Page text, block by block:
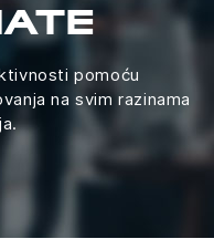
pomoću
na svim razinama